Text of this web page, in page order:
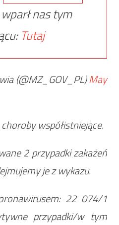
nas tym
Tutaj
(@MZ_GOV_PL)May
współistniejące.
2 przypadki zakażeń
je z wykazu.
22 074/1
przypadki/w tym